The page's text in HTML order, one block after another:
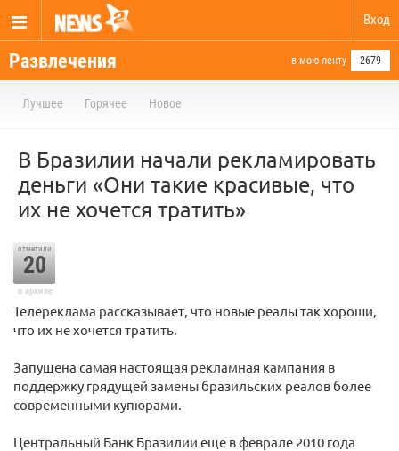
Вход
Развлечения в мою ленту 2679
Лучшее Горячее Новое
В Бразилии начали рекламировать
деньги «Они такие красивые, что
их не хочется тратить»
отметили
20
в архиве
Телереклама рассказывает, что новые реалы так хороши,
что их не хочется тратить.
Запущена самая настоящая рекламная кампания в
поддержку грядущей замены бразильских реалов более
современными купюрами.
Центральный Банк Бразилии еще в феврале 2010 года